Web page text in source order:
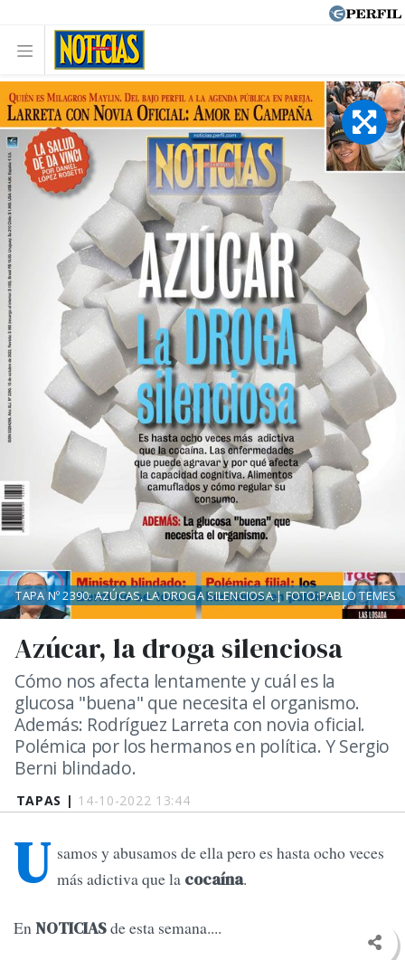
TAPAS | 14-10-2022 13:44
Azúcar, la droga silenciosa
Cómo nos afecta lentamente y cuál es la
glucosa "buena" que necesita el organismo.
Además: Rodríguez Larreta con novia oficial.
Polémica por los hermanos en política. Y Sergio
Berni blindado.
TAPA Nº 2390: AZÚCAS, LA DROGA SILENCIOSA | FOTO:PABLO TEMES
U samos y abusamos de ella pero es hasta ocho veces
más adictiva que la cocaína.
EnNOTICIASde esta semana....